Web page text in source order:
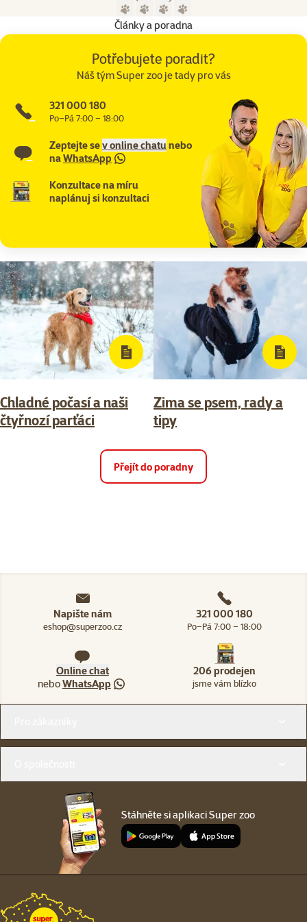
Předchozí stranaNásledující strana
Články a poradna
Potřebujete poradit?
Náš tým Super zoo je tady pro vás
321 000 180
Po–Pá 7:00 – 18:00
Zeptejte sev online chatunebo
naWhatsApp
Konzultace na míru
naplánuj si konzultaci
Chladné počasí a naši
čtyřnozí parťáci
Zima se psem, rady a
tipy
Přejít do poradny
Napište nám
eshop@superzoo.cz
321 000 180
Po–Pá 7:00 – 18:00
Online chat
neboWhatsApp
206 prodejen
jsme vám blízko
Stáhněte si aplikaci Super zoo